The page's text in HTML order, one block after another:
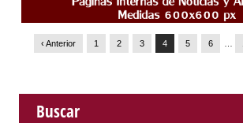
‹ Anterior 1 2 3 4 5 6
Buscar